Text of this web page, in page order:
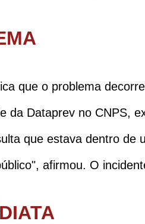
que o problema
da Dataprev no CNPS,
que estava dentro
afirmou. O